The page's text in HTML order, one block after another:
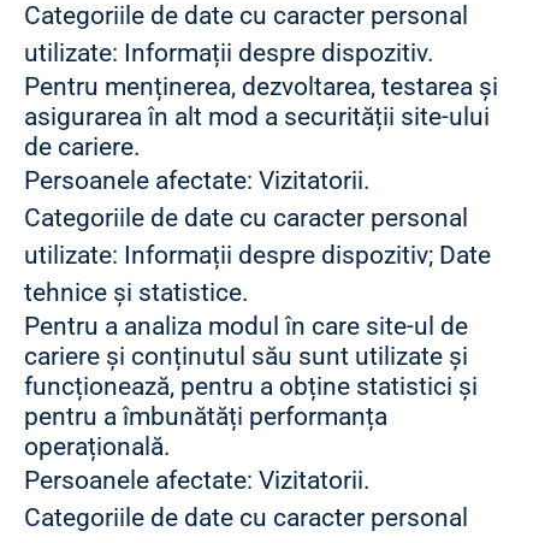
Categoriile de date cu caracter personal
utilizate: Informații despre dispozitiv.
Pentru menținerea, dezvoltarea, testarea și
asigurarea în alt mod a securității site-ului
de cariere.
Persoanele afectate: Vizitatorii.
Categoriile de date cu caracter personal
utilizate: Informații despre dispozitiv; Date
tehnice și statistice.
Pentru a analiza modul în care site-ul de
cariere și conținutul său sunt utilizate și
funcționează, pentru a obține statistici și
pentru a îmbunătăți performanța
operațională.
Persoanele afectate: Vizitatorii.
Categoriile de date cu caracter personal